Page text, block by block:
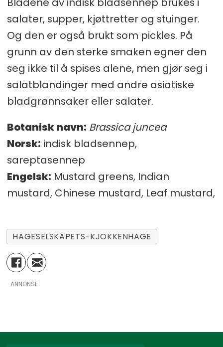
salater, supper, kjøttretter og stuinger.
Og den er også brukt som pickles. På
grunn av den sterke smaken egner den
seg ikke til å spises alene, men gjør seg i
salatblandinger med andre asiatiske
bladgrønnsaker eller salater.
Botanisk navn: Brassica juncea
Norsk: indisk bladsennep,
sareptasennep
Engelsk: Mustard greens, Indian
mustard, Chinese mustard, Leaf mustard,
HAGESELSKAPETS-KJOKKENHAGE
ANNONSE